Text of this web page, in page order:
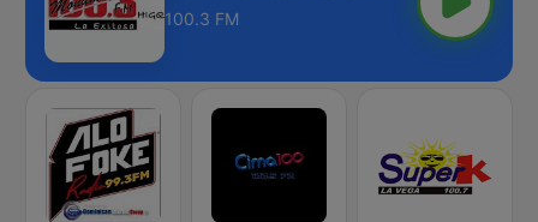
100.3 FM